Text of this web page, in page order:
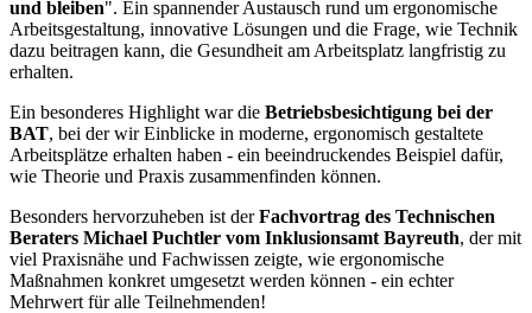
und bleiben". Ein spannender Austausch rund um ergonomische
Arbeitsgestaltung, innovative Lösungen und die Frage, wie Technik
dazu beitragen kann, die Gesundheit am Arbeitsplatz langfristig zu
erhalten.
Ein besonderes Highlight war die Betriebsbesichtigung bei der
BAT, bei der wir Einblicke in moderne, ergonomisch gestaltete
Arbeitsplätze erhalten haben - ein beeindruckendes Beispiel dafür,
wie Theorie und Praxis zusammenfinden können.
Besonders hervorzuheben ist derFachvortrag des Technischen
Beraters Michael Puchtler vom Inklusionsamt Bayreuth, der mit
viel Praxisnähe und Fachwissen zeigte, wie ergonomische
Maßnahmen konkret umgesetzt werden können - ein echter
Mehrwert für alle Teilnehmenden!